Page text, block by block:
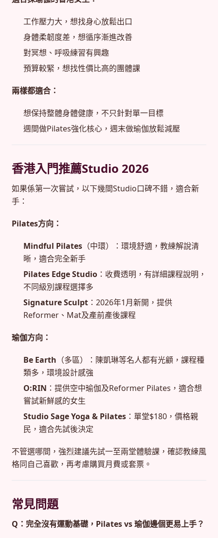
工作壓力大，想找身心放鬆出口
身體柔韌度差，想循序漸進改善
對冥想、呼吸練習有興趣
預算較緊，想找性價比高的團體課
兩樣都適合：
想保持整體身體健康，不只針對單一目標
週間做Pilates強化核心，週末做瑜伽放鬆減壓
香港入門推薦Studio 2026
如果係第一次嘗試，以下幾間Studio口碑不錯，適合新
手：
Pilates方向：
Mindful Pilates （中環）：環境舒適，教練解說清
晰，適合完全新手
Pilates Edge Studio ：收費透明，有詳細課程說明，
不同級別課程選擇多
Signature Sculpt ：2026年1月新開，提供
Reformer、Mat及產前產後課程
瑜伽方向：
Be Earth （多區）：陳凱琳等名人都有光顧，課程種
類多，環境設計感強
O:RIN ：提供空中瑜伽及Reformer Pilates，適合想
嘗試新鮮感的女生
Studio Sage Yoga & Pilates ：單堂$180，價格親
民，適合先試後決定
不管選哪間，強烈建議先試一至兩堂體驗課，確認教練風
格同自己喜歡，再考慮購買月費或套票。
常見問題
Q：完全沒有運動基礎，Pilates vs 瑜伽邊個更易上手？